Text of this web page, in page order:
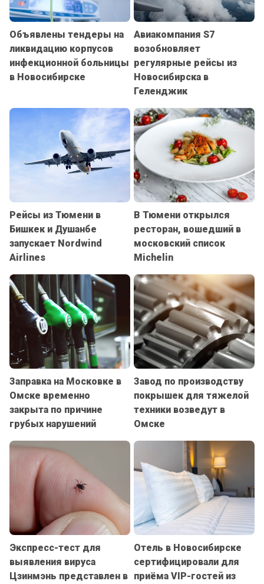
Объявлены тендеры на
ликвидацию корпусов
инфекционной больницы
в Новосибирске
Авиакомпания S7
возобновляет
регулярные рейсы из
Новосибирска в
Геленджик
Рейсы из Тюмени в
Бишкек и Душанбе
запускает Nordwind
Airlines
В Тюмени открылся
ресторан, вошедший в
московский список
Michelin
Заправка на Московке в
Омске временно
закрыта по причине
грубых нарушений
Завод по производству
покрышек для тяжелой
техники возведут в
Омске
Экспресс-тест для
выявления вируса
Цзинмэнь представлен в
Отель в Новосибирске
сертифицировали для
приёма VIP-гостей из